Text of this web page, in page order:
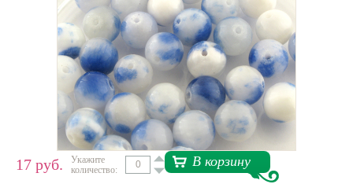
Эпоксидная смола
Шнуры, ленты, нитки
По темам и сезонам
Бисер TOHO
Нетемнеющая фурнитура
Всё для вышивки
17 руб.
Укажите
количество:
В корзину